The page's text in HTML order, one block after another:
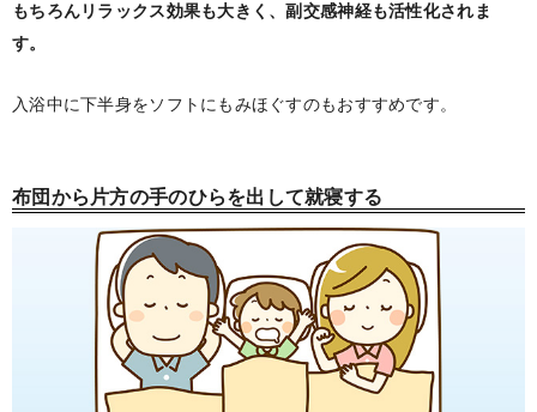
もちろんリラックス効果も大きく、副交感神経も活性化されま
す。
入浴中に下半身をソフトにもみほぐすのもおすすめです。
布団から片方の手のひらを出して就寝する